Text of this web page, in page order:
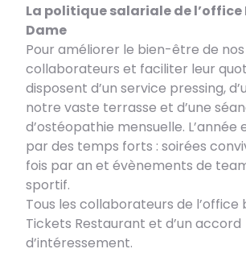
La politique salariale de l’office
Dame
Pour améliorer le bien-être de nos
collaborateurs et faciliter leur
disposent d’un service pressing,
notre vaste terrasse et d’une
d’ostéopathie mensuelle.
par des temps forts : soirées
fois par an et évènements de
sportif.
Tous les collaborateurs de
Tickets Restaurant et d’un accord
d’intéressement.